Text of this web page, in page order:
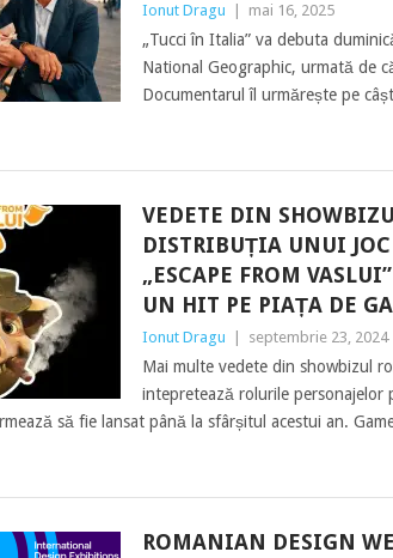
Ionut Dragu mai 16, 2025
„Tucci în Italia” va debuta
National Geographic, urmată de
Documentarul îl urmărește pe
VEDETE DIN
DISTRIBUȚIA UNUI
„ESCAPE FROM
UN HIT PE PIAȚA DE
Ionut Dragu septembrie 23, 2024
Mai multe vedete din showbizul
intepretează rolurile personajelor
să fie lansat până la sfârșitul acestui an.
ROMANIAN DESIGN